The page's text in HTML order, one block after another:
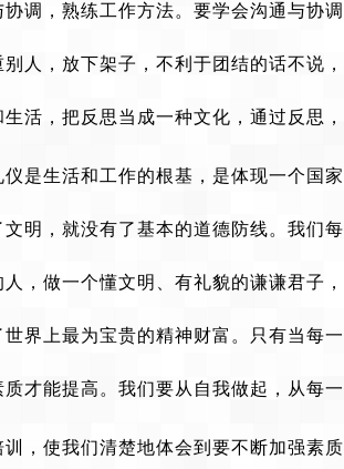
协调，熟练工作方法。要学会沟通与协
人，放下架子，不利于团结的话不说
活，把反思当成一种文化，通过反思
仪是生活和工作的根基，是体现一个国
明，就没有了基本的道德防线。我们
，做一个懂文明、有礼貌的谦谦君子
界上最为宝贵的精神财富。只有当每
才能提高。我们要从自我做起，从每一
训，使我们清楚地体会到要不断加强素